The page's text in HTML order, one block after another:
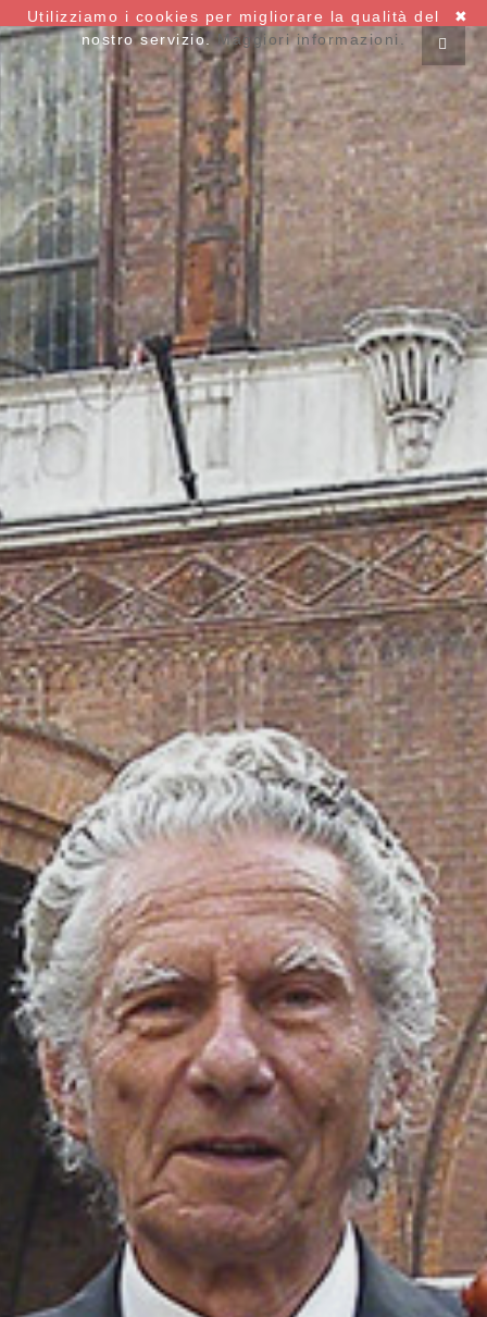
✖
Utilizziamo i cookies per migliorare la qualità del
nostro servizio. Maggiori informazioni.